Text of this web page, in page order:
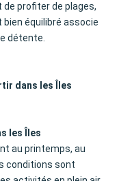
de profiter de plages,
bien équilibré associe
détente.
dans les Îles
les Îles
au printemps, au
conditions sont